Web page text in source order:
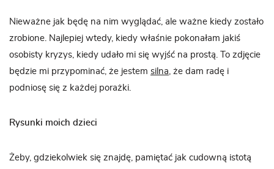
Nieważne jak będę na nim wyglądać, ale ważne kiedy zostało
zrobione. Najlepiej wtedy, kiedy właśnie pokonałam jakiś
osobisty kryzys, kiedy udało mi się wyjść na prostą. To zdjęcie
będzie mi przypominać, że jestem silna, że dam radę i
podniosę się z każdej porażki.
Rysunki moich dzieci
Żeby, gdziekolwiek się znajdę, pamiętać jak cudowną istotą